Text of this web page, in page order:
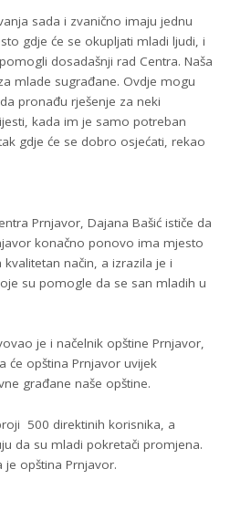
sada i zvanično imaju jednu
gdje će se okupljati mladi ljudi, i
dosadašnji rad Centra. Naša
mlade sugrađane. Ovdje mogu
pronađu rješenje za neki
kada im je samo potreban
gdje će se dobro osjećati, rekao
Prnjavor, Dajana Bašić ističe da
konačno ponovo ima mjesto
način, a izrazila je i
su pomogle da se san mladih u
je i načelnik opštine Prnjavor,
će opština Prnjavor uvijek
građane naše opštine.
500 direktinih korisnika, a
da su mladi pokretači promjena.
opština Prnjavor.